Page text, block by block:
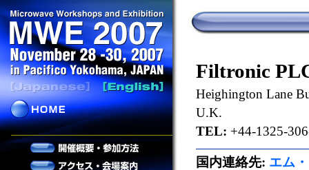
Filtronic
Heighington Lane
U.K.
TEL: +44-1325-
国内連絡先: エム